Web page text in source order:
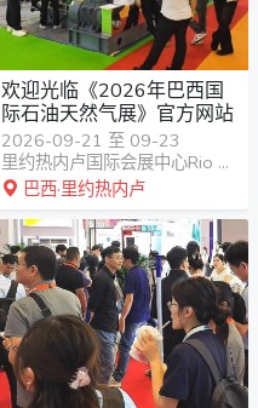
欢迎光临《2026年巴西国
际石油天然气展》官方网站
2026-09-21 至 09-23
里约热内卢国际会展中心Rio De Janeiro International Convention and Exhibition Center
巴西·里约热内卢